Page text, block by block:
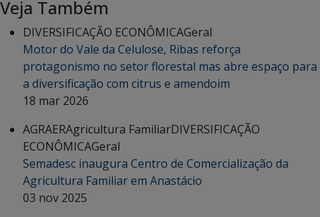
Veja Também
DIVERSIFICAÇÃO ECONÔMICAGeral
Motor do Vale da Celulose, Ribas reforça
protagonismo no setor florestal mas abre espaço para
a diversificação com citrus e amendoim
18 mar 2026
AGRAERAgricultura FamiliarDIVERSIFICAÇÃO
ECONÔMICAGeral
Semadesc inaugura Centro de Comercialização da
Agricultura Familiar em Anastácio
03 nov 2025